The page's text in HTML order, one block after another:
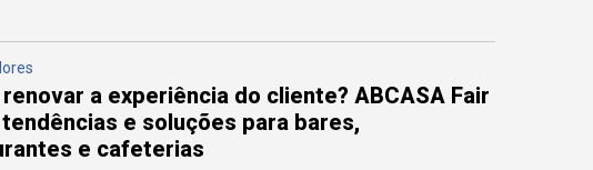
a experiência do cliente? ABCASA Fair
e soluções para bares,
e cafeterias